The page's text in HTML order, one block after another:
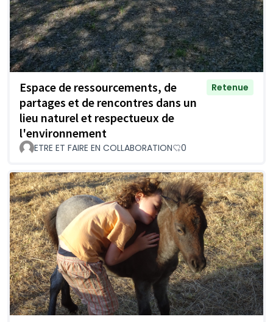
Espace de ressourcements, de
partages et de rencontres dans un
lieu naturel et respectueux de
l'environnement
Retenue
ETRE ET FAIRE EN COLLABORATION 0